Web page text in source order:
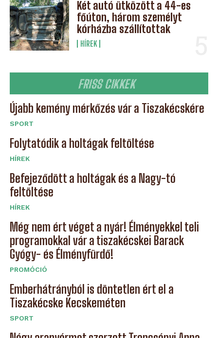
Két autó ütközött a 44-es
főúton, három személyt
kórházba szállítottak
HÍREK
FRISS CIKKEK
Újabb kemény mérkőzés vár a Tiszakécskére
SPORT
Folytatódik a holtágak feltöltése
HÍREK
Befejeződött a holtágak és a Nagy-tó
feltöltése
HÍREK
Még nem ért véget a nyár! Élményekkel teli
programokkal vár a tiszakécskei Barack
Gyógy- és Élményfürdő!
PROMÓCIÓ
Emberhátrányból is döntetlen ért el a
Tiszakécske Kecskeméten
SPORT